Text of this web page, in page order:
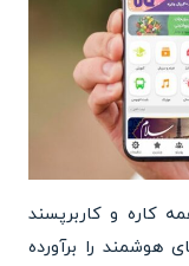
کاره و کاربرپسند
هوشمند را برآورده